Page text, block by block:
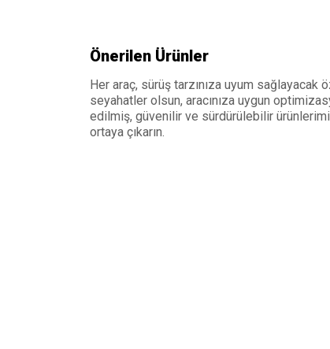
Önerilen Ürünler
Her araç, sürüş tarzınıza uyum
seyahatler olsun, aracınıza uygun
edilmiş, güvenilir ve sürdürülebilir
ortaya çıkarın.